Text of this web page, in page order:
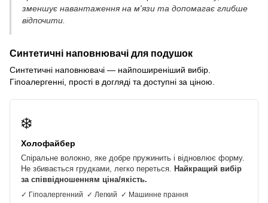
зменшує навантаження на м'язи та допомагає глибше
відпочити.
Синтетичні наповнювачі для подушок
Синтетичні наповнювачі — найпоширеніший вибір.
Гіпоалергенні, прості в догляді та доступні за ціною.
❄️
Холофайбер
Спіральне волокно, яке добре пружинить і відновлює форму.
Не збивається грудками, легко переться.
Найкращий вибір
за співвідношенням ціна/якість.
✓ Гіпоалергенний ✓ Легкий ✓ Машинне прання